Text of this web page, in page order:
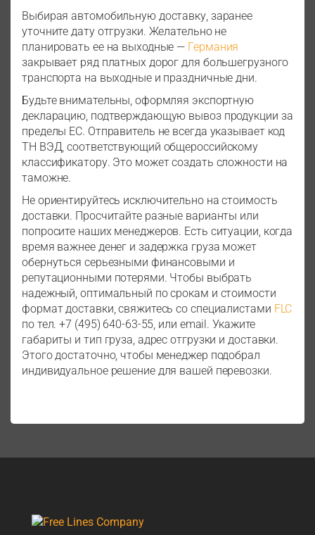
Выбирая автомобильную доставку, заранее
уточните дату отгрузки. Желательно не
планировать ее на выходные — Германия
закрывает ряд платных дорог для большегрузного
транспорта на выходные и праздничные дни.
Будьте внимательны, оформляя экспортную
декларацию, подтверждающую вывоз продукции за
пределы ЕС. Отправитель не всегда указывает код
ТН ВЭД, соответствующий общероссийскому
классификатору. Это может создать сложности на
таможне.
Не ориентируйтесь исключительно на стоимость
доставки. Просчитайте разные варианты или
попросите наших менеджеров. Есть ситуации, когда
время важнее денег и задержка груза может
обернуться серьезными финансовыми и
репутационными потерями. Чтобы выбрать
надежный, оптимальный по срокам и стоимости
формат доставки, свяжитесь со специалистами FLC
по тел. +7 (495) 640-63-55, или email. Укажите
габариты и тип груза, адрес отгрузки и доставки.
Этого достаточно, чтобы менеджер подобрал
индивидуальное решение для вашей перевозки.